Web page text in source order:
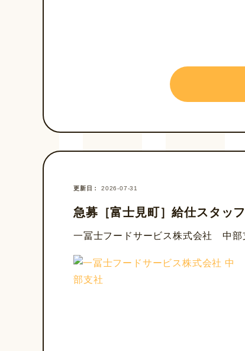
更新日 2026-07-31
急募［富士見町］給仕スタッ
一冨士フードサービス株式会社 中部